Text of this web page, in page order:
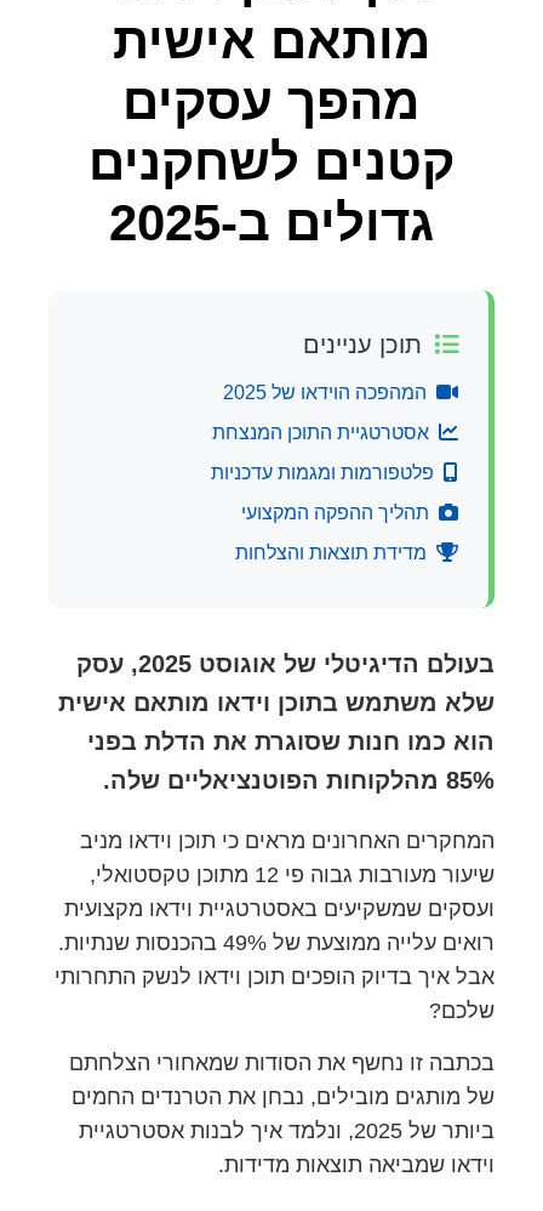
מותאם אישית
מהפך עסקים
קטנים לשחקנים
גדולים ב-2025
תוכן עניינים
המהפכה הוידאו של 2025
אסטרטגיית התוכן המנצחת
פלטפורמות ומגמות עדכניות
תהליך ההפקה המקצועי
מדידת תוצאות והצלחות
בעולם הדיגיטלי של אוגוסט 2025, עסק
שלא משתמש בתוכן וידאו מותאם אישית
הוא כמו חנות שסוגרת את הדלת בפני
85% מהלקוחות הפוטנציאליים שלה.
המחקרים האחרונים מראים כי תוכן וידאו מניב
שיעור מעורבות גבוה פי 12 מתוכן טקסטואלי,
ועסקים שמשקיעים באסטרטגיית וידאו מקצועית
רואים עלייה ממוצעת של 49% בהכנסות שנתיות.
אבל איך בדיוק הופכים תוכן וידאו לנשק התחרותי
שלכם?
בכתבה זו נחשף את הסודות שמאחורי הצלחתם
של מותגים מובילים, נבחן את הטרנדים החמים
ביותר של 2025, ונלמד איך לבנות אסטרטגיית
וידאו שמביאה תוצאות מדידות.